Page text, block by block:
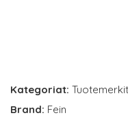
Kategoriat: Tuotemerkit
Brand: Fein